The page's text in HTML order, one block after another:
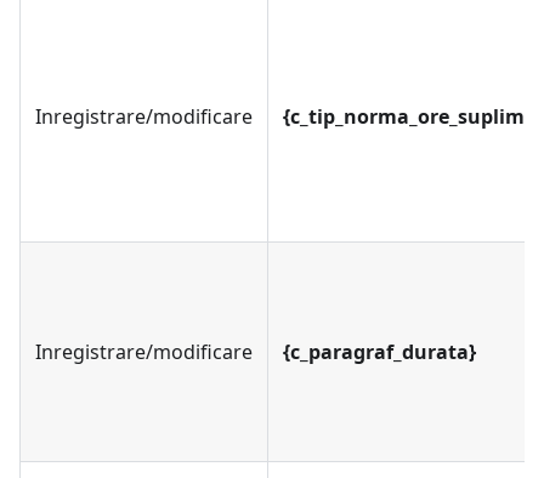
Inregistrare/modificare
Inregistrare/modificare {c_paragraf_durata}